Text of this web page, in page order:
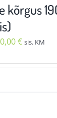
kõrgus
€
kuni
sis. KM